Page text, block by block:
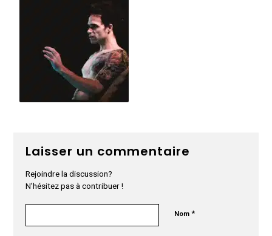
Laisser un commentaire
Rejoindre la discussion?
N’hésitez pas à contribuer !
Nom*